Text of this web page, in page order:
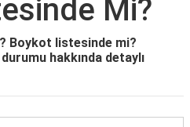
Mi?
Boykot listesinde mi?
hakkında detaylı